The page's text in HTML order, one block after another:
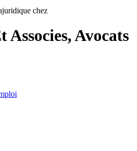
chez
Associes, Avocats